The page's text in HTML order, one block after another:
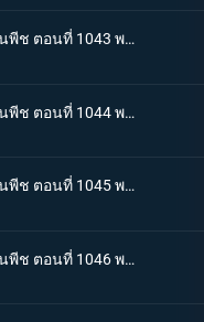
One piece วันพีช ตอนที่ 1043 พากย์ไทย สะบั้นฝันร้าย บรู๊คดึงดาบน้ำแข็งออกจากฝัก
One piece วันพีช ตอนที่ 1044 พากย์ไทย คลัตช์ โรบินสวมอวตารปีศาจ
One piece วันพีช ตอนที่ 1045 พากย์ไทย คำสาป ภัยร้ายคืบคลานหาคิดกับโซโล
One piece วันพีช ตอนที่ 1046 พากย์ไทย เดิมพันใหญ่จะหัวหรือก้อย ปีกคู่ออกโรง